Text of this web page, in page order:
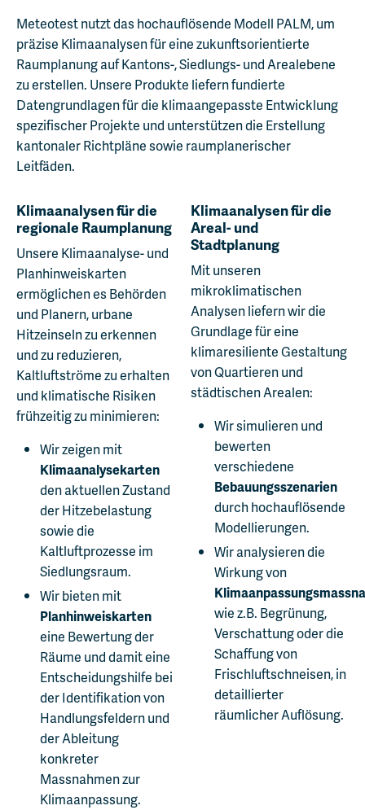
Meteotest nutzt das hochauflösende Modell PALM, um
präzise Klimaanalysen für eine zukunftsorientierte
Raumplanung auf Kantons-, Siedlungs- und Arealebene
zu erstellen. Unsere Produkte liefern fundierte
Datengrundlagen für die klimaangepasste Entwicklung
spezifischer Projekte und unterstützen die Erstellung
kantonaler Richtpläne sowie raumplanerischer
Leitfäden.
Klimaanalysen für die
regionale Raumplanung
Unsere Klimaanalyse- und
Planhinweiskarten
ermöglichen es Behörden
und Planern, urbane
Hitzeinseln zu erkennen
und zu reduzieren,
Kaltluftströme zu erhalten
und klimatische Risiken
frühzeitig zu minimieren:
Wir zeigen mit
Klimaanalysekarten
den aktuellen Zustand
der Hitzebelastung
sowie die
Kaltluftprozesse im
Siedlungsraum.
Wir bieten mit
Planhinweiskarten
eine Bewertung der
Räume und damit eine
Entscheidungshilfe bei
der Identifikation von
Handlungsfeldern und
der Ableitung
konkreter
Massnahmen zur
Klimaanpassung.
Klimaanalysen für die
Areal- und
Stadtplanung
Mit unseren
mikroklimatischen
Analysen liefern wir die
Grundlage für eine
klimaresiliente Gestaltung
von Quartieren und
städtischen Arealen:
Wir simulieren und
bewerten
verschiedene
Bebauungsszenarien
durch hochauflösende
Modellierungen.
Wir analysieren die
Wirkung von
wie z.B. Begrünung,
Verschattung oder die
Schaffung von
Frischluftschneisen, in
detaillierter
räumlicher Auflösung.